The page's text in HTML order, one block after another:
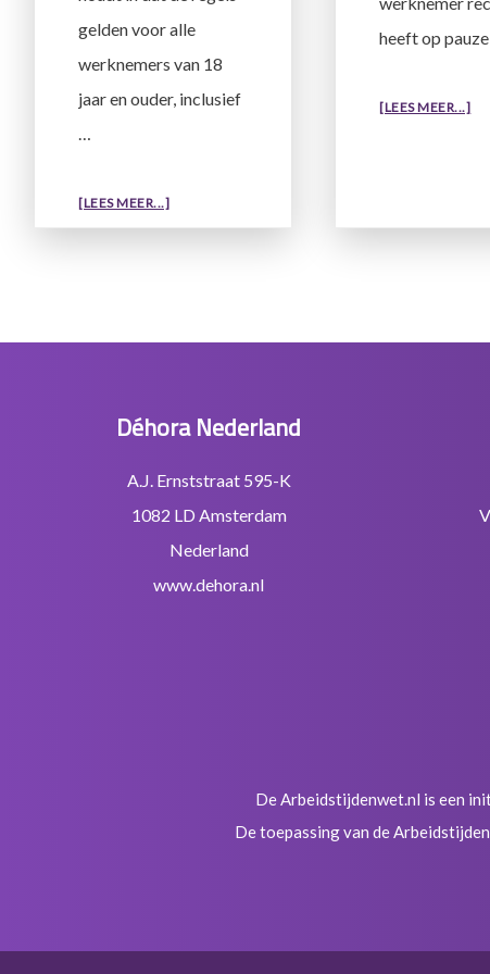
gelden voor alle
werknemers van 18
jaar en ouder, inclusief
…
[LEES MEER...]OVERGELDT
DE
heeft op
[LEES MEER...]
Déhora Nederland
A.J. Ernststraat 595-K
1082 LD Amsterdam
Nederland
www.dehora.nl
De Arbeidstijdenwet.nl is een
De toepassing van de